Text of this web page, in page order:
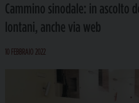
Cammino sinodale: in ascolto
lontani, anche via web
10 FEBBRAIO 2022